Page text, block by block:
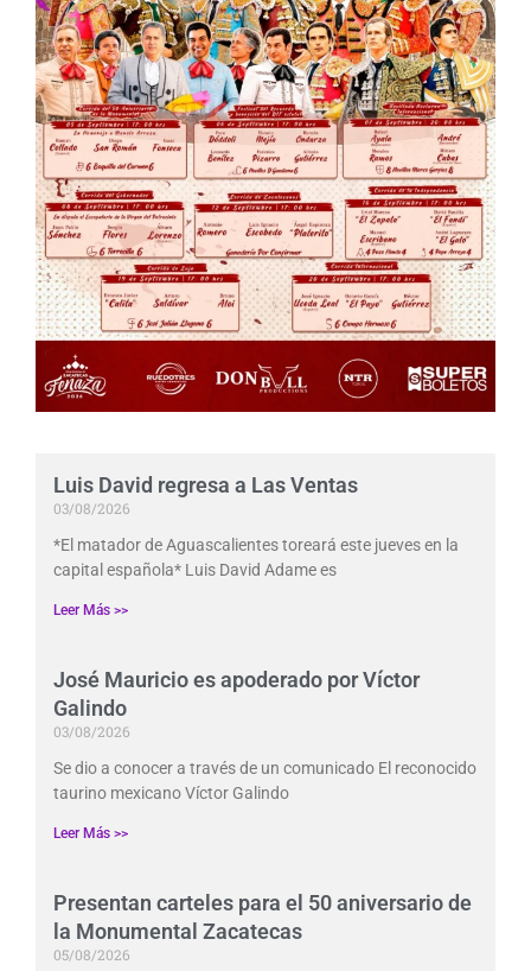
Luis David regresa a Las Ventas
03/08/2026
*El matador de Aguascalientes toreará este jueves en la
capital española* Luis David Adame es
Leer Más >>
José Mauricio es apoderado por Víctor
Galindo
03/08/2026
Se dio a conocer a través de un comunicado El reconocido
taurino mexicano Víctor Galindo
Leer Más >>
Presentan carteles para el 50 aniversario de
la Monumental Zacatecas
05/08/2026